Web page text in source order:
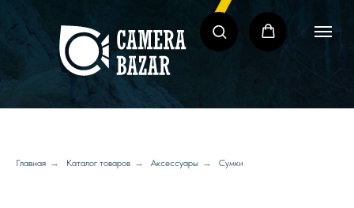
Главная → Каталог товаров → Аксессуары → Сумки